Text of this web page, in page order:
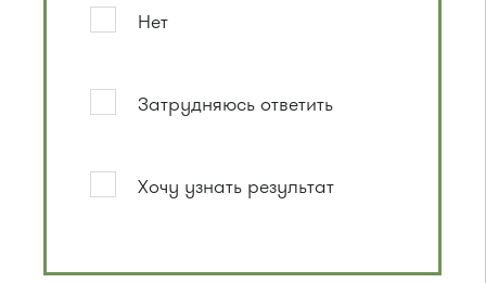
Нет
Затрудняюсь ответить
Хочу узнать результат